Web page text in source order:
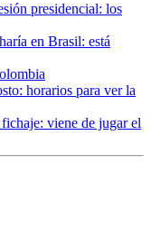
presidencial: los
en Brasil: está
horarios para ver la
viene de jugar el